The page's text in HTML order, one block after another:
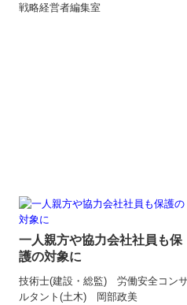
戦略経営者編集室
一人親方や協力会社社員も保
護の対象に
技術士(建設・総監) 労働安全コン
ルタント(土木) 岡部政美